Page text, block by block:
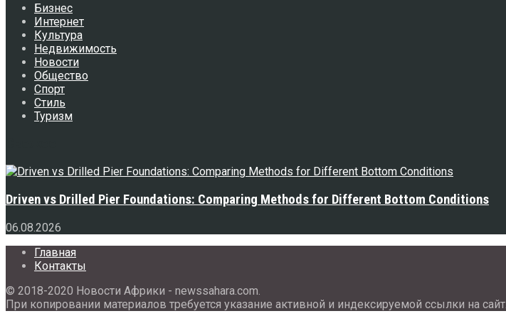
Бизнес
Интернет
Культура
Недвижимость
Новости
Общество
Спорт
Стиль
Туризм
Driven vs Drilled Pier Foundations: Comparing Methods for Different Bottom Conditions
06.08.2026
Главная
Контакты
© 2018-2020 Новости Африки - newssahara.com.
При копировании материалов требуется указание активной и индексируемой ссылки на сайт.